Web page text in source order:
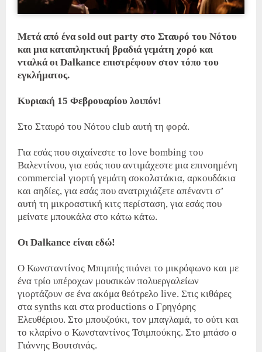
Μετά από ένα sold out party στο Σταυρό του Νότου
και μια καταπληκτική βραδιά γεμάτη χορό και
νταλκά οι Dalkance επιστρέφουν στον τόπο του
εγκλήματος.
Κυριακή 15 Φεβρουαρίου λοιπόν!
Στο Σταυρό του Νότου club αυτή τη φορά.
Για εσάς που σιχαίνεστε το love bombing του
Βαλεντίνου, για εσάς που αντιμάχεστε μια επινοημένη
commercial γιορτή γεμάτη σοκολατάκια, αρκουδάκια
και αηδίες, για εσάς που ανατριχιάζετε απέναντι σ’
αυτή τη μικροαστική κιτς περίσταση, για εσάς που
μείνατε μπουκάλα στο κάτω κάτω.
Οι Dalkance είναι εδώ!
Ο Κωνσταντίνος Μπιμπής πιάνει το μικρόφωνο και με
ένα τρίο υπέροχων μουσικών πολυεργαλείων
γιορτάζουν σε ένα ακόμα θεότρελο live. Στις κιθάρες
στα synths και στα productions ο Γρηγόρης
Ελευθέριου. Στο μπουζούκι, τον μπαγλαμά, το ούτι και
το κλαρίνο ο Κωνσταντίνος Τσιμπούκης. Στο μπάσο ο
Γιάννης Βουτσινάς.